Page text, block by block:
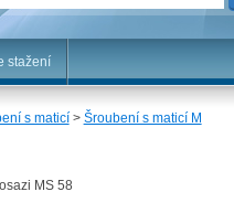
stažení
s maticí> Šroubení s maticí M
MS 58